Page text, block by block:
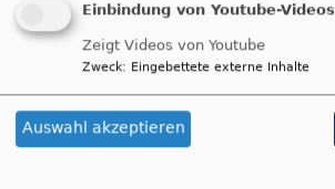
So, 6.9. 10:15 Uhr
Einbindung von Youtube-Videos
Zeigt Videos von Youtube
Zweck: Eingebettete externe Inhalte
Auswahl akzeptieren